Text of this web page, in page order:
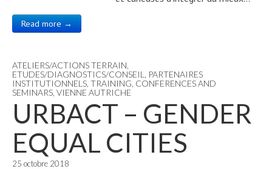
Read more →
ATELIERS/ACTIONS TERRAIN
ETUDES/DIAGNOSTICS/CONSEIL
PARTENAIRES
INSTITUTIONNELS TRAINING, CONFERENCES AND
SEMINARS VIENNE AUTRICHE
URBACT – GENDER
EQUAL CITIES
25 octobre 2018